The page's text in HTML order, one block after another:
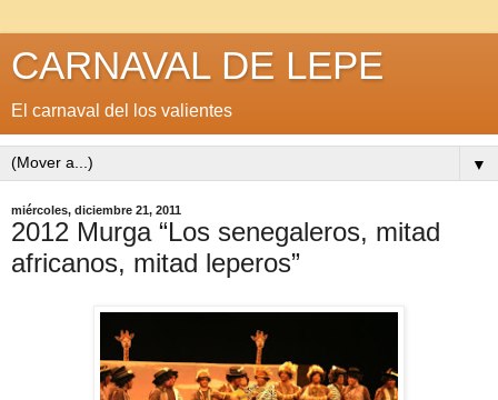
CARNAVAL DE LEPE
El carnaval del los valientes
▼
miércoles, diciembre 21, 2011
2012 Murga “Los senegaleros, mitad
africanos, mitad leperos”